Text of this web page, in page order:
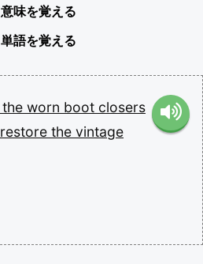
意味を覚える
単語を覚える
the worn boot closers
restore the vintage